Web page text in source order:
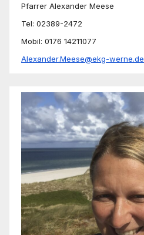
Pfarrer Alexander Meese
Tel: 02389-2472
Mobil: 0176 14211077
Alexander.Meese@ekg-werne.de